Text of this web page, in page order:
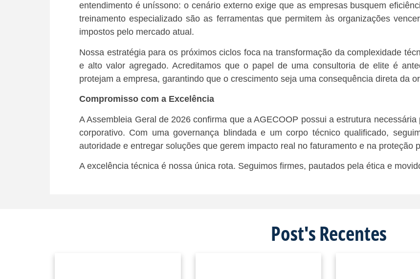
entendimento é uníssono: o cenário externo exige que as empresas busquem
treinamento especializado são as ferramentas que permitem às organizações
impostos pelo mercado atual.
Nossa estratégia para os próximos ciclos foca na transformação da complexidade
e alto valor agregado. Acreditamos que o papel de uma consultoria de elite é
protejam a empresa, garantindo que o crescimento seja uma consequência direta da
Compromisso com a Excelência
A Assembleia Geral de 2026 confirma que a AGECOOP possui a estrutura
corporativo. Com uma governança blindada e um corpo técnico qualificado,
autoridade e entregar soluções que gerem impacto real no faturamento e na proteção
A excelência técnica é nossa única rota. Seguimos firmes, pautados pela ética e
Post's Recentes